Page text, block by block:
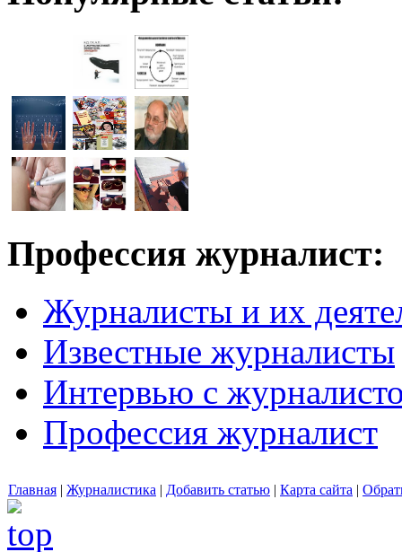
Профессия журналист:
Журналисты и их
Известные журналисты
Интервью с
Профессия журналист
Главная | Журналистика | Добавить статью | Карта сайта |